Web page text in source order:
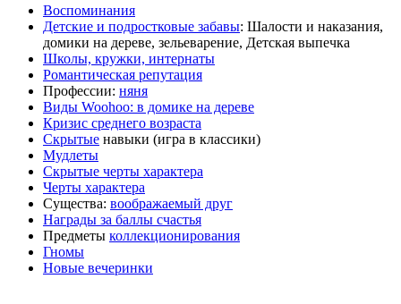
Воспоминания
Детские и подростковые забавы: Шалости и наказания,
домики на дереве, зельеварение, Детская выпечка
Школы, кружки, интернаты
Романтическая репутация
Профессии: няня
Виды Woohoo: в домике на дереве
Кризис среднего возраста
Скрытые навыки (игра в классики)
Мудлеты
Скрытые черты характера
Черты характера
Существа: воображаемый друг
Награды за баллы счастья
Предметы коллекционирования
Гномы
Новые вечеринки